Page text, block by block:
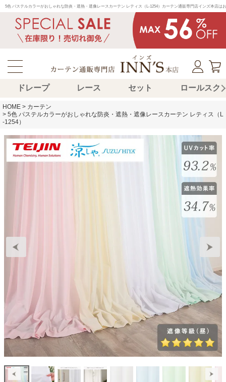
5色 パステルカラーがおしゃれな防炎・遮熱・遮像レースカーテン レティス（L-1254）カーテン通販専門店インズ本店
ドレープ レース セット ロールスク
HOME
カーテン
5色 パステルカラーがおしゃれな防炎・遮熱・遮像レースカーテン レティス（L
-1254）